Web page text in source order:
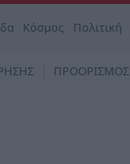
Κόσμος Πολιτική
ΠΡΟΟΡΙΣΜΟΣ